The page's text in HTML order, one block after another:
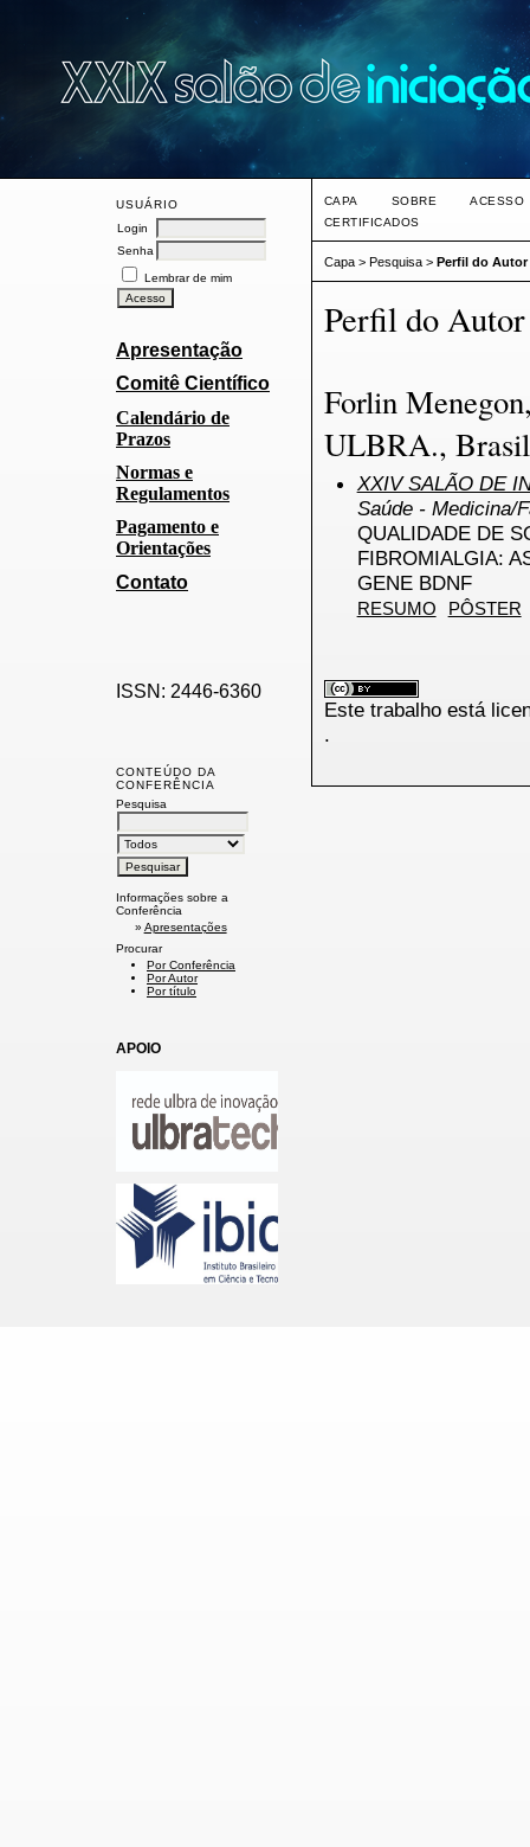
USUÁRIO
Login
Senha
Lembrar de mim
Apresentação
Comitê Científico
Calendário de
Prazos
Normas e
Regulamentos
Pagamento e
Orientações
Contato
ISSN: 2446-6360
CONTEÚDO DA
CONFERÊNCIA
Pesquisa
Informações sobre a
Conferência
» Apresentações
Procurar
Por Conferência
Por Autor
Por título
APOIO
CAPA SOBRE
ACESSO
CERTIFICADOS
Capa> Pesquisa> Perfil do Autor
Perfil do Autor
Forlin
ULBRA., Brasil
XXIV SALÃO DE
Saúde - Medicina/
QUALIDADE DE
FIBROMIALGIA:
GENE BDNF
RESUMO PÔSTER
Este trabalho está
.